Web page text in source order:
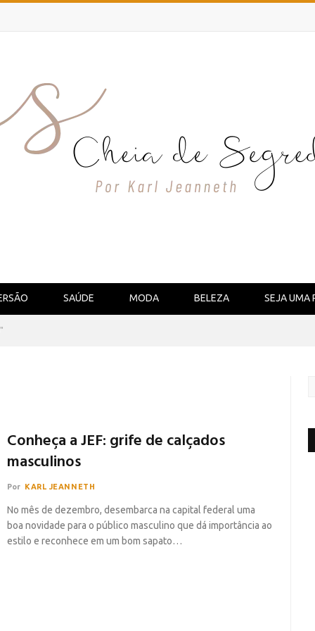
SAÚDE MODA BELEZA SEJA UMA
Conheça a JEF: grife de calçados
masculinos
Por KARL JEANNETH
No mês de dezembro, desembarca na capital federal uma
boa novidade para o público masculino que dá importância ao
estilo e reconhece em um bom sapato…